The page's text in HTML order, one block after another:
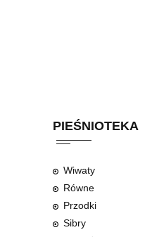
PIEŚNIOTEKA
Wiwaty
Równe
Przodki
Sibry